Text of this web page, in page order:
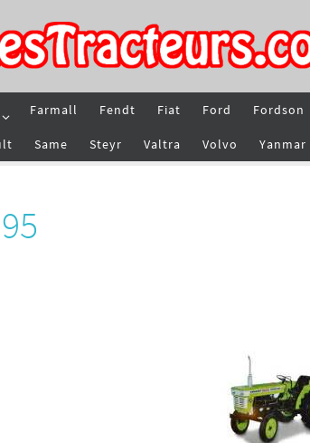
Farmall Fendt Fiat Ford Fordson
Same Steyr Valtra Volvo Yanmar